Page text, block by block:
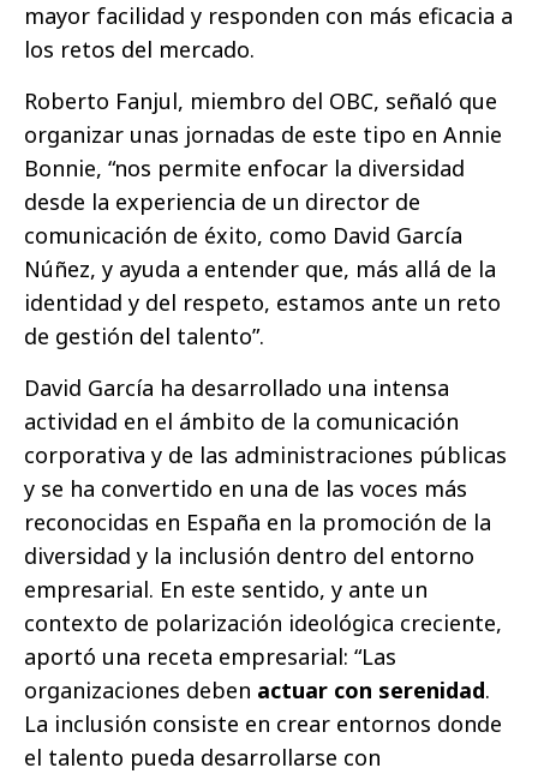
mayor facilidad y responden con más eficacia a
los retos del mercado.
Roberto Fanjul, miembro del OBC, señaló que
organizar unas jornadas de este tipo en Annie
Bonnie, “nos permite enfocar la diversidad
desde la experiencia de un director de
comunicación de éxito, como David García
Núñez, y ayuda a entender que, más allá de la
identidad y del respeto, estamos ante un reto
de gestión del talento”.
David García ha desarrollado una intensa
actividad en el ámbito de la comunicación
corporativa y de las administraciones públicas
y se ha convertido en una de las voces más
reconocidas en España en la promoción de la
diversidad y la inclusión dentro del entorno
empresarial. En este sentido, y ante un
contexto de polarización ideológica creciente,
aportó una receta empresarial: “Las
organizaciones deben actuar con serenidad.
La inclusión consiste en crear entornos donde
el talento pueda desarrollarse con